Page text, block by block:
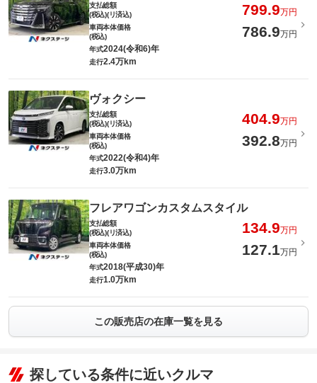
支払総額
(税込)(リ済込)
799.9万円
車両本体価格
(税込)
786.9万円
年式2024(令和6)年
走行2.4万km
ヴォクシー
支払総額
(税込)(リ済込)
404.9万円
車両本体価格
(税込)
392.8万円
年式2022(令和4)年
走行3.0万km
フレアワゴンカスタムスタイル
支払総額
(税込)(リ済込)
134.9万円
車両本体価格
(税込)
127.1万円
年式2018(平成30)年
走行1.0万km
この販売店の在庫一覧を見る
探している条件に近いクルマ